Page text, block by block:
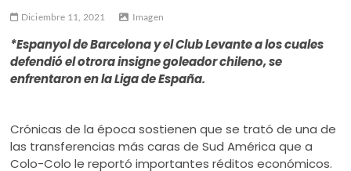
n
Diciembre 11, 2021 Imagen
*Espanyol de Barcelona y el Club Levante a los cuales
defendió el otrora insigne goleador chileno, se
enfrentaron en la Liga de España.
Crónicas de la época sostienen que se trató de una de
las transferencias más caras de Sud América que a
Colo-Colo le reportó importantes réditos económicos.